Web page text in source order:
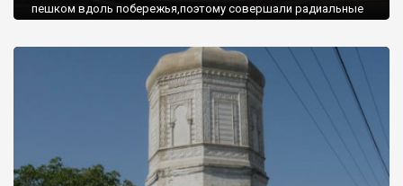
пешком вдоль побережья,поэтому совершали радиальные